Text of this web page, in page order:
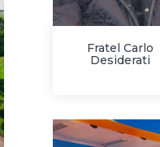
Fratel Carlo
Desiderati